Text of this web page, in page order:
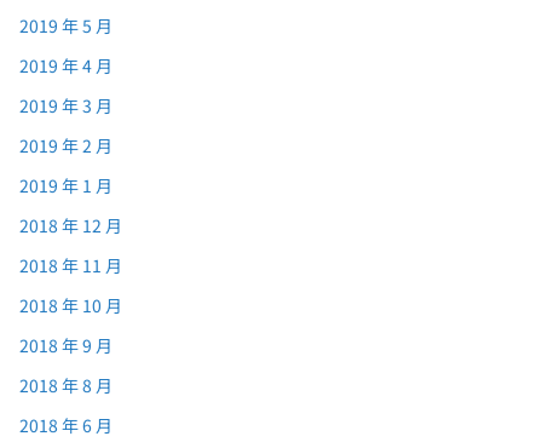
2019 年 5 月
2019 年 4 月
2019 年 3 月
2019 年 2 月
2019 年 1 月
2018 年 12 月
2018 年 11 月
2018 年 10 月
2018 年 9 月
2018 年 8 月
2018 年 6 月